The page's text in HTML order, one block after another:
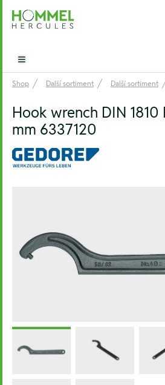
Hommel Hercules
Open main menu
Shop Další sortiment Další sortiment
Hook wrench DIN 1810
mm 6337120